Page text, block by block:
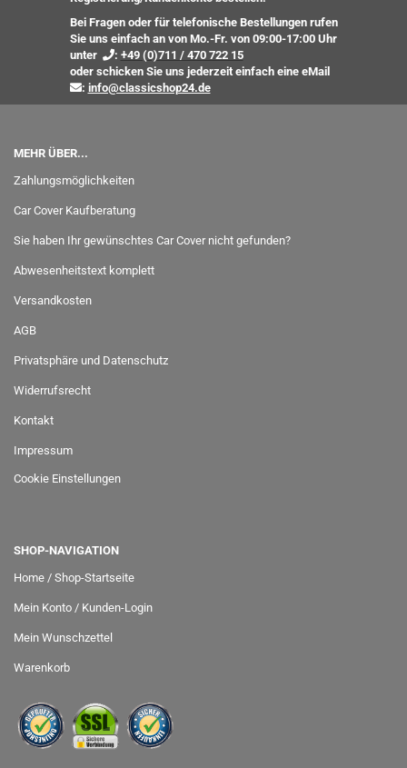
Bei Fragen oder für telefonische Bestellungen rufen
Sie uns einfach an von Mo.-Fr. von 09:00-17:00 Uhr
unter
: +49 (0)711 / 470 722 15
oderschicken Sie uns jederzeit einfach eine eMail
: info@classicshop24.de
MEHR ÜBER...
Zahlungsmöglichkeiten
Car Cover Kaufberatung
Sie haben Ihr gewünschtes Car Cover nicht gefunden?
Abwesenheitstext komplett
Versandkosten
AGB
Privatsphäre und Datenschutz
Widerrufsrecht
Kontakt
Impressum
Cookie Einstellungen
SHOP-NAVIGATION
Home / Shop-Startseite
Mein Konto / Kunden-Login
Mein Wunschzettel
Warenkorb